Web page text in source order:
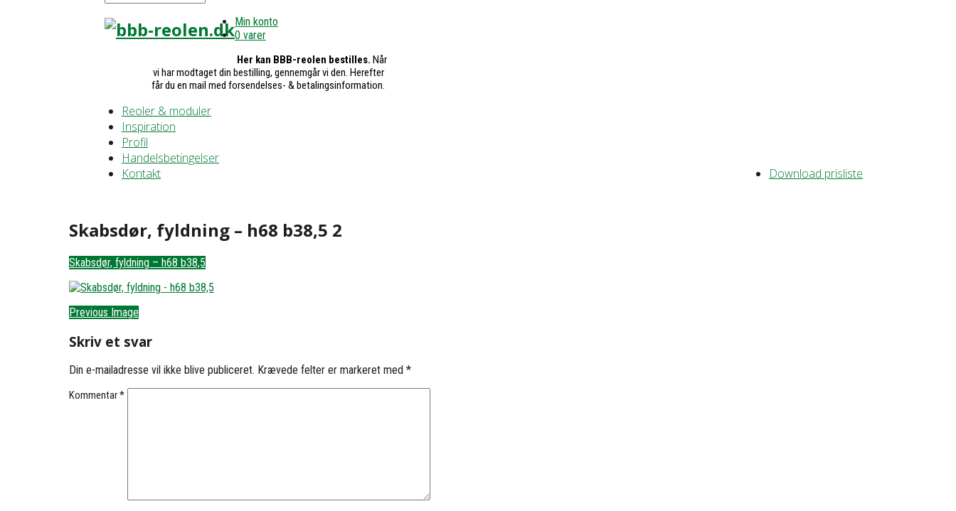
Min konto
0 varer
Her kan BBB-reolen bestilles. Når
vi har modtaget din bestilling, gennemgår vi den. Herefter
får du en mail med forsendelses- & betalingsinformation.
Reoler & moduler
Inspiration
Profil
Handelsbetingelser
Download prisliste
Kontakt
Skabsdør, fyldning – h68 b38,5 2
Skabsdør, fyldning – h68 b38,5
Previous Image
Skriv et svar
Din e-mailadresse vil ikke blive publiceret. Krævede felter er markeret med *
Kommentar*